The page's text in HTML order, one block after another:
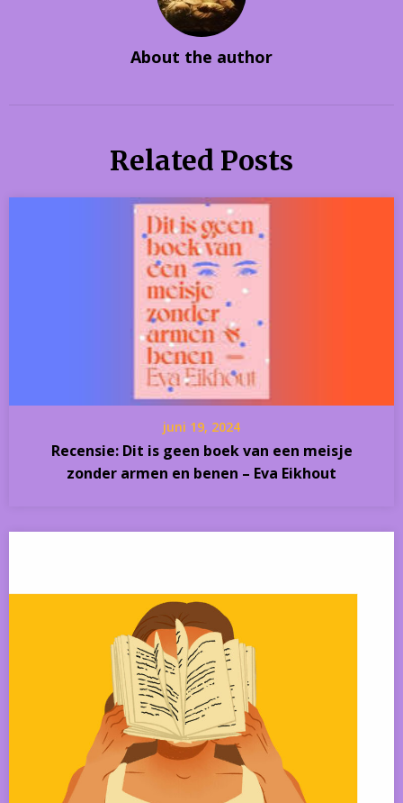
About the author
Related Posts
juni 19, 2024
Recensie: Dit is geen boek van een meisje
zonder armen en benen – Eva Eikhout